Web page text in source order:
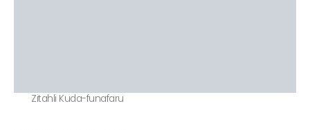
Zitahli Kuda-funafaru